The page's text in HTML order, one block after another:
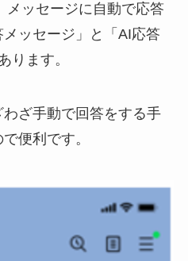
メッセージに自動で応答
ッセージ」と「AI応答
ります。
ざ手動で回答をする手
便利です。